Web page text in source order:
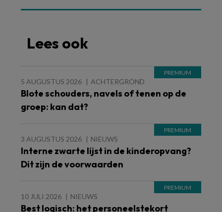
Lees ook
5 AUGUSTUS 2026 ACHTERGROND
Blote schouders, navels of tenen op de
groep: kan dat?
3 AUGUSTUS 2026 NIEUWS
Interne zwarte lijst in de kinderopvang?
Dit zijn de voorwaarden
10 JULI 2026 NIEUWS
Best logisch: het personeelstekort